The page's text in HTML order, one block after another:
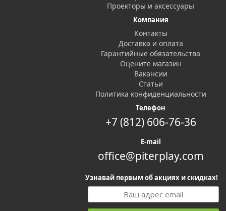
Проекторы и аксессуары
Компания
Контакты
Доставка и оплата
Гарантийные обязательства
Оцените магазин
Вакансии
Статьи
Политика конфиденциальности
Телефон
+7 (812) 606-76-36
E-mail
office@piterplay.com
Узнавай первым об акциях и скидках!